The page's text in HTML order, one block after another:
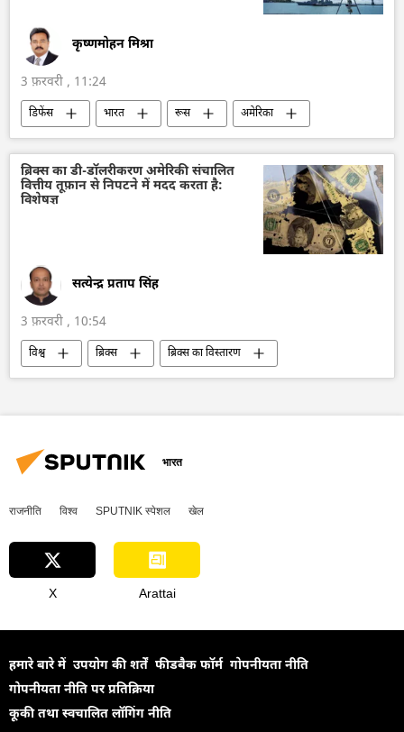
कृष्णमोहन मिश्रा
3 फ़रवरी , 11:24
डिफेंस भारत रूस
अमेरिका
फ्रांस
जापान
बंगाल की खाड़ी
भारतीय नौसेना
रूसी नौसेना
ब्रिक्स का डी-डॉलरीकरण अमेरिकी संचालित
वित्तीय तूफ़ान से निपटने में मदद करता है:
विशेषज्ञ
सत्येन्द्र प्रताप सिंह
3 फ़रवरी , 10:54
विश्व ब्रिक्स
ब्रिक्स का विस्तारण
डी-डॉलरकरण
राजनीतिक और आर्थिक स्वतंत्रता
राष्ट्रीय मुद्राओं में व्यापार
भारत
राजनीति विश्व SPUTNIK स्पेशल खेल
X Arattai
हमारे बारे में उपयोग की शर्तें फीडबैक फॉर्म गोपनीयता नीति
गोपनीयता नीति पर प्रतिक्रिया
कूकी तथा स्वचालित लॉगिंग नीति